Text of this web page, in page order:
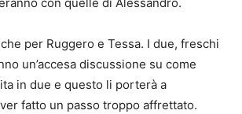
per Ruggero e Tessa. I due, freschi
un’accesa discussione su come
in due e questo li porterà a
fatto un passo troppo affrettato.